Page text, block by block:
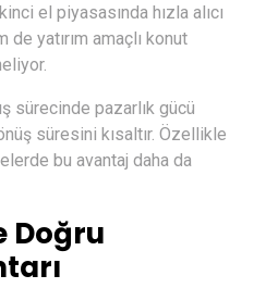
el piyasasında hızla alıcı
de yatırım amaçlı konut
sürecinde pazarlık gücü
süresini kısaltır. Özellikle
bu avantaj daha da
Doğru